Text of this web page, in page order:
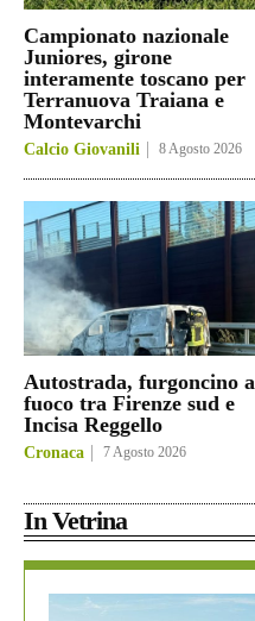
Campionato nazionale
Juniores, girone
interamente toscano per
Terranuova Traiana e
Montevarchi
Calcio Giovanili 8 Agosto 2026
Autostrada, furgoncino a
fuoco tra Firenze sud e
Incisa Reggello
Cronaca 7 Agosto 2026
In Vetrina